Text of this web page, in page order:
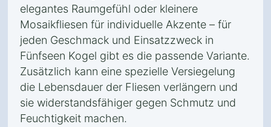
elegantes Raumgefühl oder kleinere
Mosaikfliesen für individuelle Akzente – für
jeden Geschmack und Einsatzzweck in
Fünfseen Kogel gibt es die passende Variante.
Zusätzlich kann eine spezielle Versiegelung
die Lebensdauer der Fliesen verlängern und
sie widerstandsfähiger gegen Schmutz und
Feuchtigkeit machen.